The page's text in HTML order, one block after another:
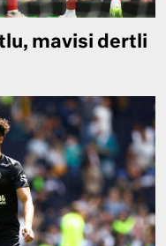
mavisi dertli